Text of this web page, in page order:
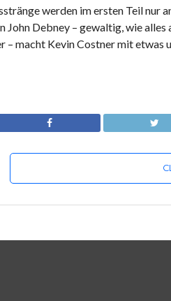
werden im ersten Teil
Debney – gewaltig, wie
– macht Kevin Costner mit